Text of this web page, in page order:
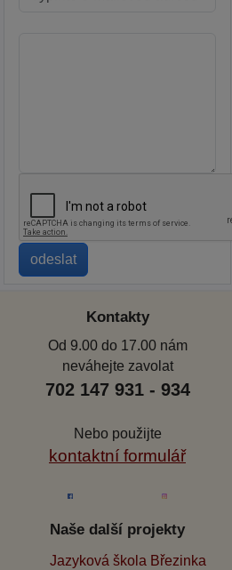
Kontakty
Od 9.00 do 17.00 nám
neváhejte zavolat
702 147 931 - 934
Nebo použijte
kontaktní formulář
Naše další projekty
Jazyková škola Březinka